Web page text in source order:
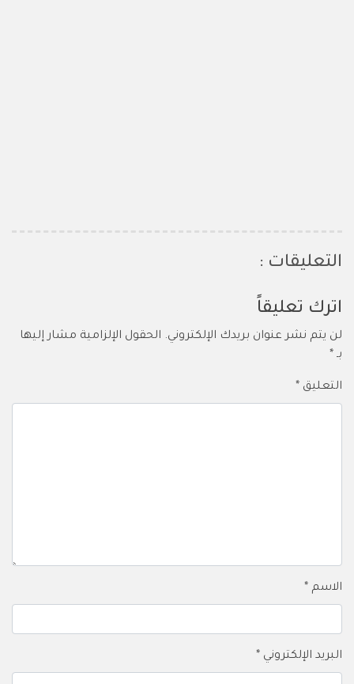
التعليقات :
اترك تعليقاً
لن يتم نشر عنوان بريدك الإلكتروني. الحقول الإلزامية مشار إليها
بـ *
التعليق *
الاسم *
البريد الإلكتروني *